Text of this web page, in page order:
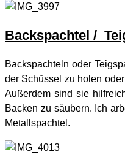
Backspachtel /
Backspachteln oder
der Schüssel zu holen
Außerdem sind sie
Backen zu säubern. Ich
Metallspachtel.